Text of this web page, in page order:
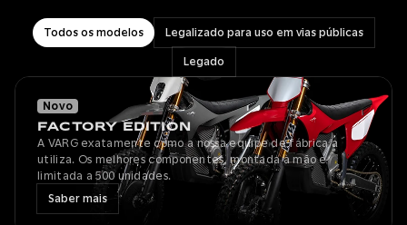
Todos os modelos Legalizado para uso em vias públicas
Legado
Novo
FACTORY EDITION
A VARG exatamente como a nossa equipe de fábrica a
utiliza. Os melhores componentes, montada à mão e
limitada a 500 unidades.
Saber mais